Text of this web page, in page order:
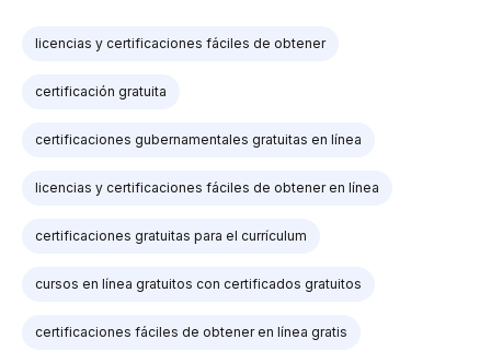
licencias y certificaciones fáciles de obtener
certificación gratuita
certificaciones gubernamentales gratuitas en línea
licencias y certificaciones fáciles de obtener en línea
certificaciones gratuitas para el currículum
cursos en línea gratuitos con certificados gratuitos
certificaciones fáciles de obtener en línea gratis